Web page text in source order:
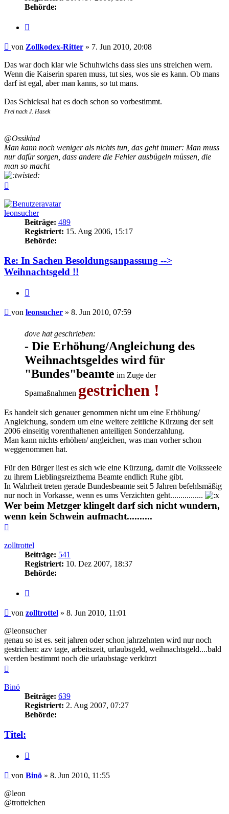
Behörde:
Beitrag
von Zollkodex-Ritter » 7. Jun 2010, 20:08
Das war doch klar wie Schuhwichs dass sies uns streichen wern.
Wenn die Kaiserin sparen muss, tut sies, wos sie es kann. Ob mans
darf ist egal, aber man kanns, so tut mans.
Das Schicksal hat es doch schon so vorbestimmt.
Frei nach J. Hasek
@Ossikind
Man kann noch weniger als nichts tun, das geht immer: Man muss
nur dafür sorgen, dass andere die Fehler ausbügeln müssen, die
man so macht
leonsucher
Beiträge: 489
Registriert: 15. Aug 2006, 15:17
Behörde:
Re: In Sachen Besoldungsanpassung -->
Weihnachtsgeld !!
Beitrag
von leonsucher » 8. Jun 2010, 07:59
dove hat geschrieben:
- Die Erhöhung/Angleichung des
Weihnachtsgeldes wird für
"Bundes"beamte im Zuge der
Spamaßnahmen gestrichen !
Es handelt sich genauer genommen nicht um eine Erhöhung/
Angleichung, sondern um eine weitere zeitliche Kürzung der seit
2006 einseitig vorenthaltenen anteiligen Sonderzahlung.
Man kann nichts erhöhen/ angleichen, was man vorher schon
weggenommen hat.
Für den Bürger liest es sich wie eine Kürzung, damit die Volksseele
zu ihrem Lieblingsreizthema Beamte endlich Ruhe gibt.
In Wahrheit treten gerade Bundesbeamte seit 5 Jahren befehlsmäßig
nur noch in Vorkasse, wenn es ums Verzichten geht................
Wer beim Metzger klingelt darf sich nicht wundern,
wenn kein Schwein aufmacht..........
zolltrottel
Beiträge: 541
Registriert: 10. Dez 2007, 18:37
Behörde:
Beitrag
von zolltrottel » 8. Jun 2010, 11:01
@leonsucher
genau so ist es. seit jahren oder schon jahrzehnten wird nur noch
gestrichen: azv tage, arbeitszeit, urlaubsgeld, weihnachtsgeld....bald
werden bestimmt noch die urlaubstage verkürzt
Binö
Beiträge: 639
Registriert: 2. Aug 2007, 07:27
Behörde:
Titel:
Beitrag
von Binö » 8. Jun 2010, 11:55
@leon
@trottelchen